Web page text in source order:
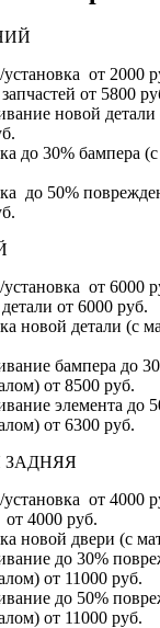
от 2000
от 5800
новой детали
до 30% бампера
до 50%
от 6000
от 6000 руб.
новой детали (с
бампера до
от 8500 руб.
элемента до
от 6300 руб.
ЗАДНЯЯ
от 4000
4000 руб.
новой двери (с
до 30%
от 11000 руб.
до 50%
от 11000 руб.